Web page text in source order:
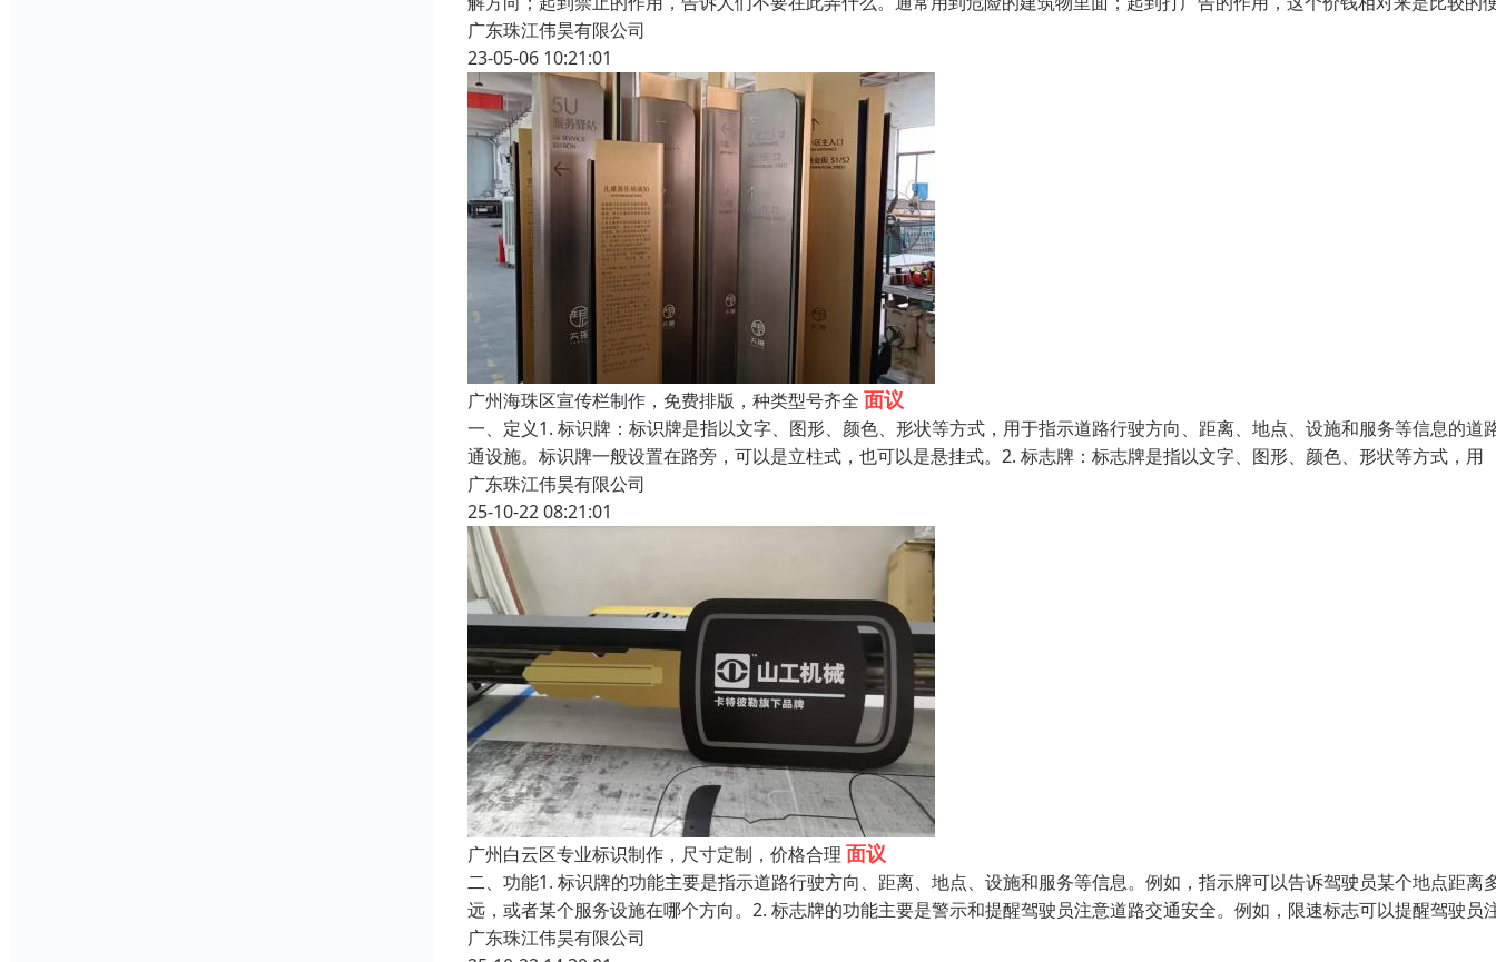
广东珠江伟昊有限公司
23-05-06 10:21:01
广州海珠区宣传栏制作，免费排版，种类型号齐全 面议
一、定义1. 标识牌：标识牌是指以文字、图形、颜色、形状等方式，用于指示道路行驶方向、距离、地点、设施和服务等信息的道
通设施。标识牌一般设置在路旁，可以是立柱式，也可以是悬挂式。2. 标志牌：标志牌是指以文字、图形、颜色、形状等方式，用
广东珠江伟昊有限公司
25-10-22 08:21:01
广州白云区专业标识制作，尺寸定制，价格合理 面议
二、功能1. 标识牌的功能主要是指示道路行驶方向、距离、地点、设施和服务等信息。例如，指示牌可以告诉驾驶员某个地点距离
远，或者某个服务设施在哪个方向。2. 标志牌的功能主要是警示和提醒驾驶员注意道路交通安全。例如，限速标志可以提醒驾驶员
广东珠江伟昊有限公司